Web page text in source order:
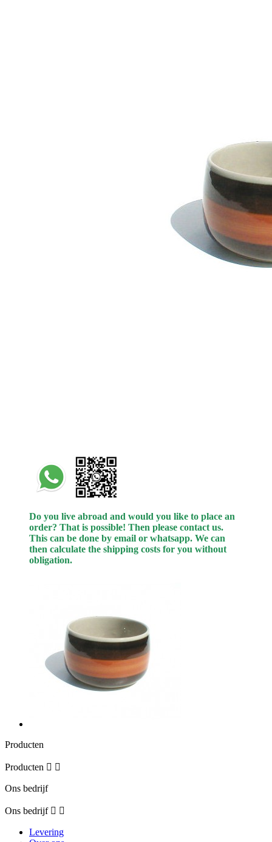
Do you live abroad and would you like to place an
order? That is possible! Then please contact us.
This can be done by email or whatsapp. We can
then calculate the shipping costs for you without
obligation.
Producten
Producten  
Ons bedrijf
Ons bedrijf  
Levering